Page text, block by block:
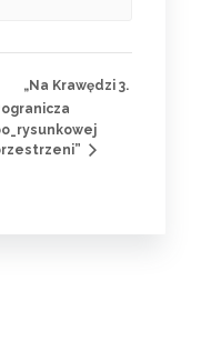
„Na Krawędzi 3.